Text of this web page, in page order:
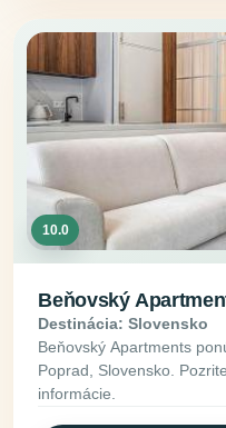
10.0
Beňovský
Destinácia: Slovensko
Beňovský Apartments
Poprad, Slovensko.
informácie.